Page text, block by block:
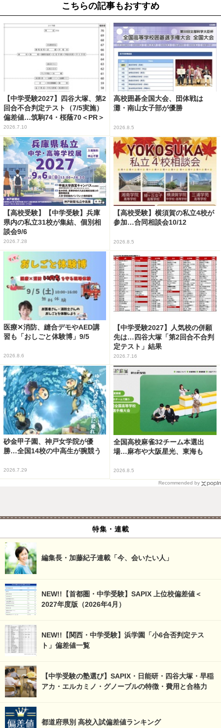
こちらの記事もおすすめ
【中学受験2027】四谷大塚、第2
回合不合判定テスト（7/5実施）
偏差値…筑駒74・桜蔭70＜PR＞
2026.7.10
高校囲碁全国大会、団体戦は
灘・南山女子部が優勝
2026.8.5
【高校受験】【中学受験】兵庫
県内の私立31校が集結、個別相
談会9/6
2026.7.28
【高校受験】横須賀の私立4校が
参加…合同相談会10/12
2026.8.5
医療✕消防、縫合デモやAED講
習も「おしごと体験博」9/5
2026.8.6
【中学受験2027】人気校の併願
先は…四谷大塚「第2回合不合判
定テスト」結果
2026.7.16
砂金甲子園、神戸女学院が優
勝…全国14校の中高生が腕競う
2026.7.29
全国高校麻雀32チーム本選出
場…麻布や大阪星光、東海も
2026.8.5
Recommended by
特集・連載
編集長・加藤紀子連載「今、会いたい人」
NEW!!【首都圏・中学受験】SAPIX 上位校偏差値＜
2027年度版（2026年4月）
NEW!!【関西・中学受験】浜学園「小6合否判定テス
ト」偏差値一覧
【中学受験の塾選び】SAPIX・日能研・四谷大塚・早稲
アカ・エルカミノ・グノーブルの特徴・費用と合格力
都道府県別 高校入試偏差値ランキング